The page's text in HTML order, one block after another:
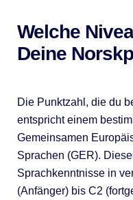
Welche
Deine
Die Punktzahl, die du
entspricht einem
Gemeinsamen
Sprachen (GER).
Sprachkenntnisse in
(Anfänger) bis C2